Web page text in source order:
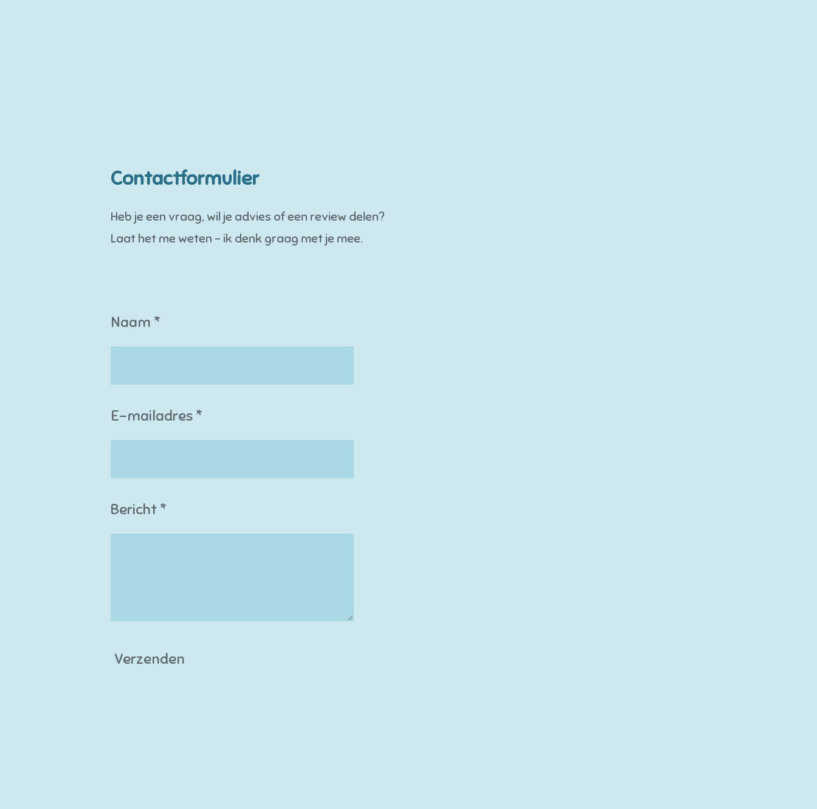
Contactformulier
Heb je een vraag, wil je advies of een review delen?
Laat het me weten – ik denk graag met je mee.
Naam *
E-mailadres *
Bericht *
Verzenden